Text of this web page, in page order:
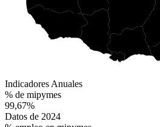
Indicadores Anuales
% de mipymes
99,67%
Datos de 2024